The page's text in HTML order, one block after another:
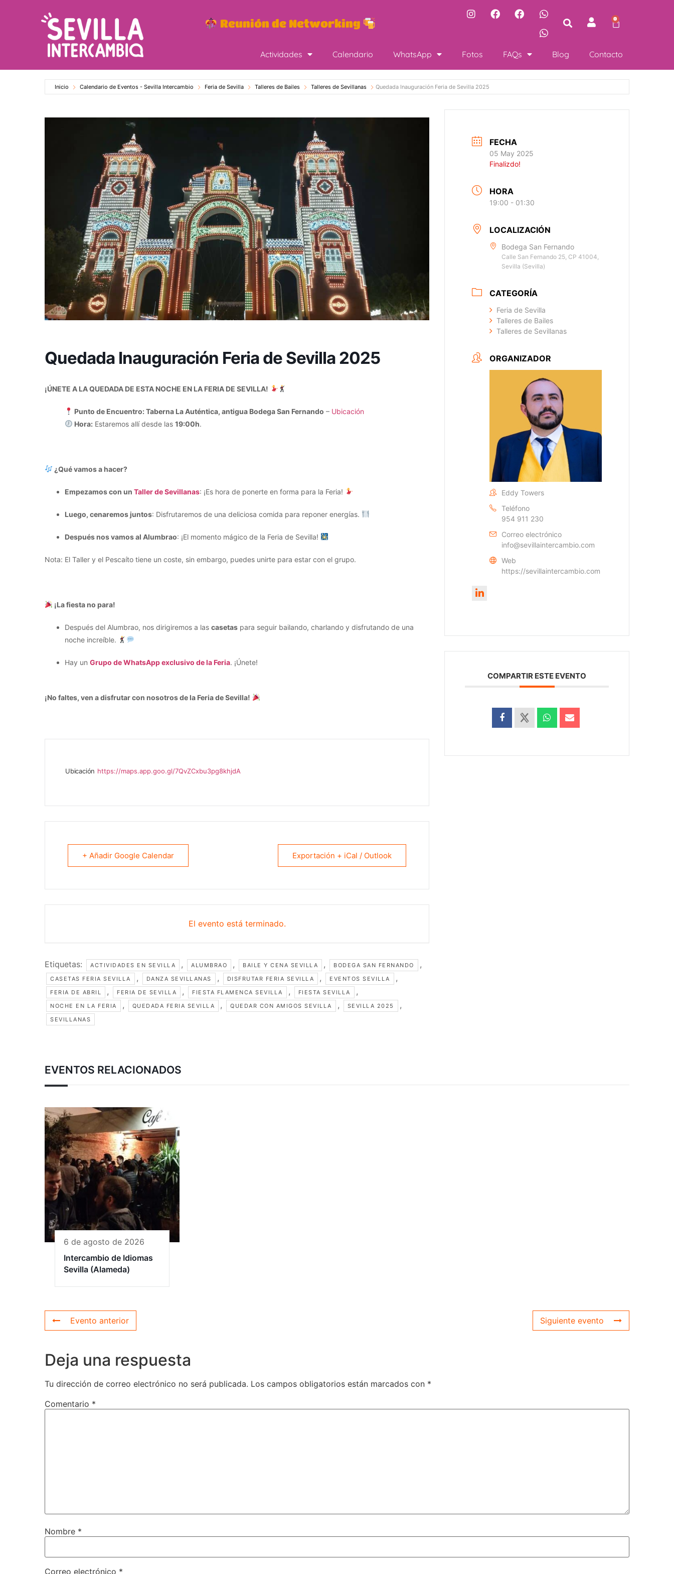
Reunión de Networking 0
Actividades Calendario WhatsApp Fotos FAQs Blog Contacto
Inicio Calendario de Eventos - Sevilla Intercambio Feria de Sevilla Talleres de Bailes Talleres de Sevillanas Quedada Inauguración Feria de Sevilla 2025
Quedada Inauguración Feria de Sevilla 2025
¡ÚNETE A LA QUEDADA DE ESTA NOCHE EN LA FERIA DE SEVILLA!
Punto de Encuentro: Taberna La Auténtica, antigua Bodega San Fernando – Ubicación
Hora:Estaremos allí desde las 19:00h.
¿Qué vamos a hacer?
Empezamos con un Taller de Sevillanas: ¡Es hora de ponerte en forma para la Feria!
Luego, cenaremos juntos: Disfrutaremos de una deliciosa comida para reponer energías.
Después nos vamos al Alumbrao: ¡El momento mágico de la Feria de Sevilla!
Nota: El Taller y el Pescaíto tiene un coste, sin embargo, puedes unirte para estar con el grupo.
¡La fiesta no para!
Después del Alumbrao, nos dirigiremos a las casetas para seguir bailando, charlando y disfrutando de una
noche increíble.
Hay un Grupo de WhatsApp exclusivo de la Feria. ¡Únete!
¡No faltes, ven a disfrutar con nosotros de la Feria de Sevilla!
Ubicación https://maps.app.goo.gl/7QvZCxbu3pg8khjdA
+ Añadir Google Calendar Exportación + iCal / Outlook
El evento está terminado.
Etiquetas: ACTIVIDADES EN SEVILLA , ALUMBRAO , BAILE Y CENA SEVILLA , BODEGA SAN FERNANDO ,
CASETAS FERIA SEVILLA , DANZA SEVILLANAS , DISFRUTAR FERIA SEVILLA , EVENTOS SEVILLA ,
FERIA DE ABRIL , FERIA DE SEVILLA , FIESTA FLAMENCA SEVILLA , FIESTA SEVILLA ,
NOCHE EN LA FERIA , QUEDADA FERIA SEVILLA , QUEDAR CON AMIGOS SEVILLA , SEVILLA 2025 ,
SEVILLANAS
FECHA
05 May 2025
Finalizdo!
HORA
19:00 - 01:30
LOCALIZACIÓN
Bodega San Fernando
Calle San Fernando 25, CP 41004,
Sevilla (Sevilla)
CATEGORÍA
Feria de Sevilla
Talleres de Bailes
Talleres de Sevillanas
ORGANIZADOR
Eddy Towers
Teléfono
954 911 230
Correo electrónico
info@sevillaintercambio.com
Web
https://sevillaintercambio.com
COMPARTIR ESTE EVENTO
EVENTOS RELACIONADOS
6 de agosto de 2026
Intercambio de Idiomas
Sevilla (Alameda)
Evento anterior Siguiente evento
Deja una respuesta
Tu dirección de correo electrónico no será publicada. Los campos obligatorios están marcados con *
Comentario *
Nombre *
Correo electrónico *